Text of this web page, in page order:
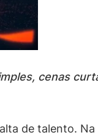
cenas
de talento.